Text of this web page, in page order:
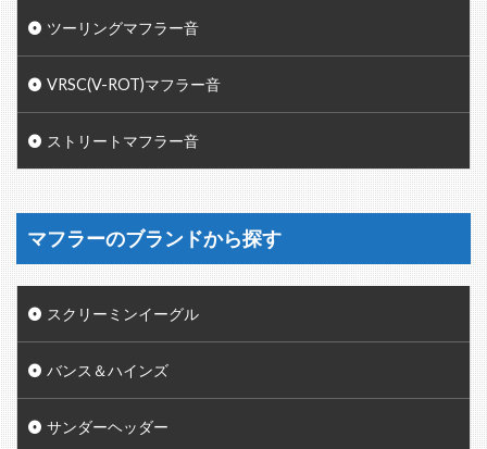
ツーリングマフラー音
VRSC(V-ROT)マフラー音
ストリートマフラー音
マフラーのブランドから探す
スクリーミンイーグル
バンス＆ハインズ
サンダーヘッダー